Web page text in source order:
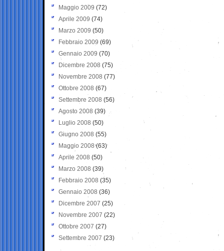
Maggio 2009 (72)
Aprile 2009 (74)
Marzo 2009 (50)
Febbraio 2009 (69)
Gennaio 2009 (70)
Dicembre 2008 (75)
Novembre 2008 (77)
Ottobre 2008 (67)
Settembre 2008 (56)
Agosto 2008 (39)
Luglio 2008 (50)
Giugno 2008 (55)
Maggio 2008(63)
Aprile 2008 (50)
Marzo 2008 (39)
Febbraio 2008 (35)
Gennaio 2008 (36)
Dicembre 2007 (25)
Novembre 2007 (22)
Ottobre 2007 (27)
Settembre 2007 (23)